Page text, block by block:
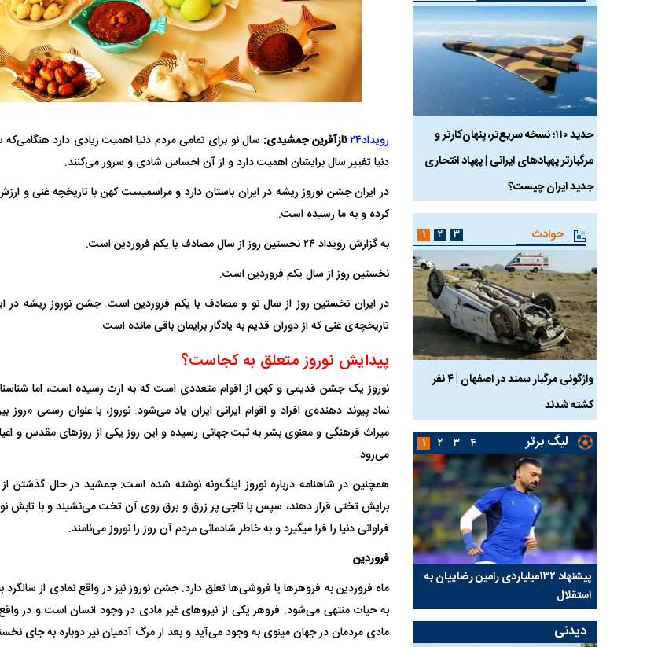
رویداد۲۴ نازآفرین جمشیدی: سال نو برای تمامی مردم دنیا اهمیت زیادی دارد
دنیا تغییر سال برایشان اهمیت دارد و از آن احساس شادی و سرور می‌کنند.
در ایران جشن نوروز ریشه در ایران باستان دارد و مراسمیست کهن با تاریخچه غنی و
کرده و به ما رسیده است.
به گزارش رویداد ۲۴ نخستین روز از سال مصادف با یکم فروردین است.
نخستین روز از سال یکم فروردین است.
در ایران نخستین روز از سال نو و مصادف با یکم فروردین است. جشن نوروز ریشه در
تاریخچه‌ی غنی که از دوران قدیم به یادگار برایمان باقی مانده است.
پیدایش نوروز متعلق به کجاست؟
نوروز یک جشن قدیمی و کهن از اقوام متعددی است که به ارث رسیده است، اما
نماد پیوند دهنده‌ی افراد و اقوام ایرانی ایران یاد می‌شود. نوروز، با عنوان رسمی «روز
میراث فرهنگی و معنوی بشر به ثبت جهانی رسیده و این روز یکی از روز‌های مقدس و
می‌رود.
همچنین در شاهنامه درباره نوروز اینگ‌ونه نوشته شده است: جمشید در حال گذشتن
برایش تختی قرار دهند، سپس با تاجی پر زرق و برق روی آن تخت می‌نشیند و با تابش
فراوانی دنیا را فرا میگیرد و به خاطر شادمانی مردم آن روز را نوروز می‌نامند.
فروردین
ماه فروردین به فروهر‌ها یا فروشی‌ها تعلق دارد. جشن نوروز نیز در واقع نمادی از
به حیات منتهی می‌شود. فروهر یکی از نیرو‌های غیر مادی در وجود انسان است و در
مادی مردمان در جهان مینوی به وجود می‌آید و بعد از مرگ آدمیان نیز دوباره به جای
حدید ۱۱۰؛ نسخه سریع‌تر، پنهان‌کارتر و
مرگبارتر پهپادهای ایرانی | پهپاد انتحاری
جدید ایران چیست؟
هواپیمای مرموز E-11A BACN چیست؟
فضاپیمای «استارشیپ» ایلان ماسک
چیست؟
جدید
حوادث
واژگونی مرگبار سمند در اصفهان | ۴ نفر
کشته شدند
عکس| ماجرای کشف جسد ناشناس که
توسط حیوانات خورده شد
مرگ دلخراش دختر ۱۸ ساله بر اثر برق
گرفتگی
کشته
۱ ۲ ۳
لیگ برتر
پیشنهاد ۱۳۲میلیاردی رامین رضاییان به
استقلال
هافبک گابنی در آستانه انتخاب تیم جدید
اولین چالش حقوقی استقلال
پیش
۱ ۲ ۳ ۴
دیدنی